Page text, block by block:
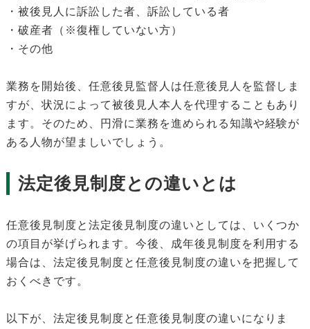
・被後見人に訴訟した者、訴訟している者
・破産者（※復権していない方）
・その他
業務を開始後、任意後見監督人は任意後見人を監督しま
すが、状況によって被後見人本人を代理することもあり
ます。そのため、円滑に業務を進められる知識や経験が
ある人物が望ましいでしょう。
法定後見制度との違いとは
任意後見制度と法定後見制度の違いとしては、いくつか
の項目が挙げられます。今後、成年後見制度を利用する
場合は、法定後見制度と任意後見制度の違いを把握して
おくべきです。
以下が、法定後見制度と任意後見制度の違いになりま